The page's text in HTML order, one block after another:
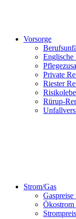
Vorsorge
Englische
Private
Riester
Rürup-
Strom/Gas
Ökostrom